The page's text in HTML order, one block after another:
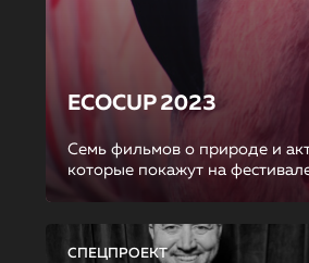
ECOCUP 2023
Семь фильмов о природе и
которые покажут на
СПЕЦПРОЕКТ